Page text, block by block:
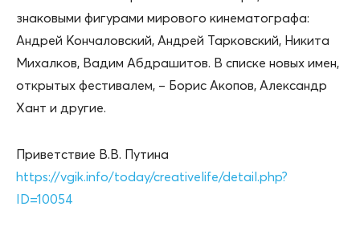
знаковыми фигурами мирового кинематографа:
Андрей Кончаловский, Андрей Тарковский, Никита
Михалков, Вадим Абдрашитов. В списке новых имен,
открытых фестивалем, – Борис Акопов, Александр
Хант и другие.
Приветствие В.В. Путина
https://vgik.info/today/creativelife/detail.php?
ID=10054